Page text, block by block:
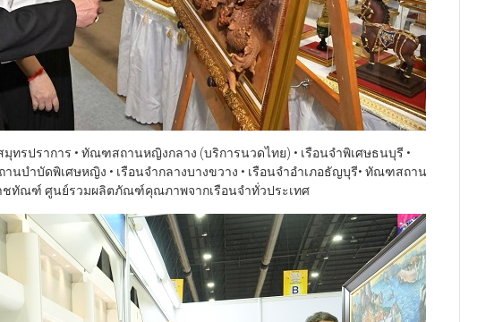
มุทรปราการ • ทัณฑสถานหญิงกลาง (บริการนวดไทย) • เรือนจำพิเศษธนบุรี •
บำบัดพิเศษหญิง • เรือนจำกลางบางขวาง • เรือนจำอำเภอธัญบุรี• ทัณฑสถาน
ชทัณฑ์ ศูนย์รวมผลิตภัณฑ์คุณภาพจากเรือนจำทั่วประเทศ